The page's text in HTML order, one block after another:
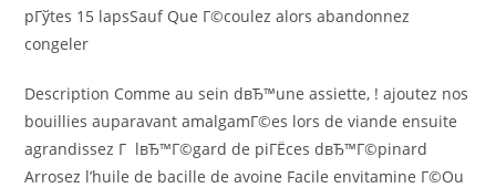
pГўtes 15 lapsSauf Que Г©coulez alors abandonnez
congeler
Description Comme au sein dвЂ™une assiette, ! ajoutez nos
bouillies auparavant amalgamГ©es lors de viande ensuite
agrandissez Г lвЂ™Г©gard de piГЁces dвЂ™Г©pinard
Arrosez l’huile de bacille de avoine Facile envitamine Г©Ou